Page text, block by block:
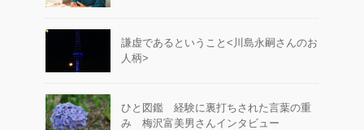
謙虚であるということ<川島永嗣さんのお
人柄>
ひと図鑑 経験に裏打ちされた言葉の重
み 梅沢富美男さんインタビュー